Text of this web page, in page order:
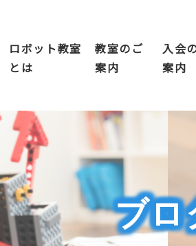
ロボット教室
とは
教室のご
案内
入会
案内
ブロ